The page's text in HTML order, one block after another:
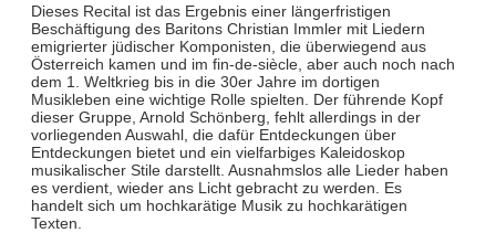
Dieses Recital ist das Ergebnis einer längerfristigen
Beschäftigung des Baritons Christian Immler mit Liedern
emigrierter jüdischer Komponisten, die überwiegend aus
Österreich kamen und im fin-de-siècle, aber auch noch nach
dem 1. Weltkrieg bis in die 30er Jahre im dortigen
Musikleben eine wichtige Rolle spielten. Der führende Kopf
dieser Gruppe, Arnold Schönberg, fehlt allerdings in der
vorliegenden Auswahl, die dafür Entdeckungen über
Entdeckungen bietet und ein vielfarbiges Kaleidoskop
musikalischer Stile darstellt. Ausnahmslos alle Lieder haben
es verdient, wieder ans Licht gebracht zu werden. Es
handelt sich um hochkarätige Musik zu hochkarätigen
Texten.